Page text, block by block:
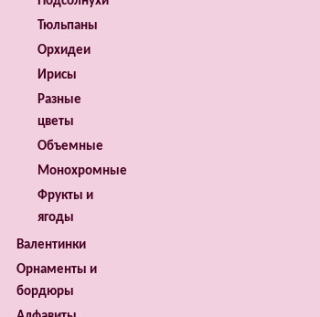
Тюльпаны
Орхидеи
Ирисы
Разные
цветы
Объемные
Монохромные
Фрукты и
ягоды
Валентинки
Орнаменты и
бордюры